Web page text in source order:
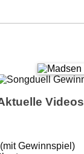
Gewinnspiel)
Videos